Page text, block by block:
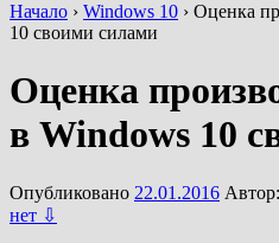
Начало › Windows 10 › Оценка
10 своими силами
Оценка
в Windows 10
Опубликовано 22.01.2016 Автор:
нет ⇩